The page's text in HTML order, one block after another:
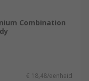
Combination
€ 18,48/eenheid